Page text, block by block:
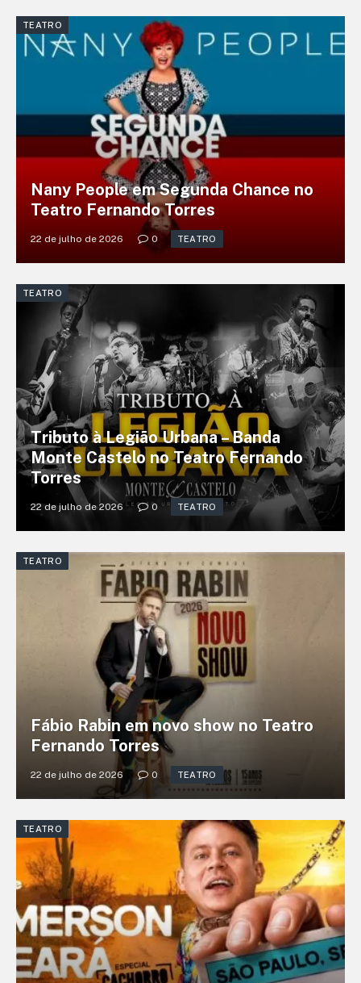
TEATRO
Nany People em Segunda Chance no
Teatro Fernando Torres
22 de julho de 2026 0 TEATRO
TEATRO
Tributo à Legião Urbana – Banda
Monte Castelo no Teatro Fernando
Torres
22 de julho de 2026 0 TEATRO
TEATRO
Fábio Rabin em novo show no Teatro
Fernando Torres
22 de julho de 2026 0 TEATRO
TEATRO